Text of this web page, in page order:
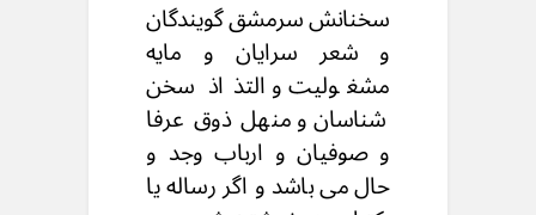
سخنانش سرمشق گویندگان
و شعر سرایان و مایه
مشغولیت و التذاذ سخن
شناسان و منهل ذوق عرفا
و صوفیان و ارباب وجد و
حال می باشد و اگر رساله یا